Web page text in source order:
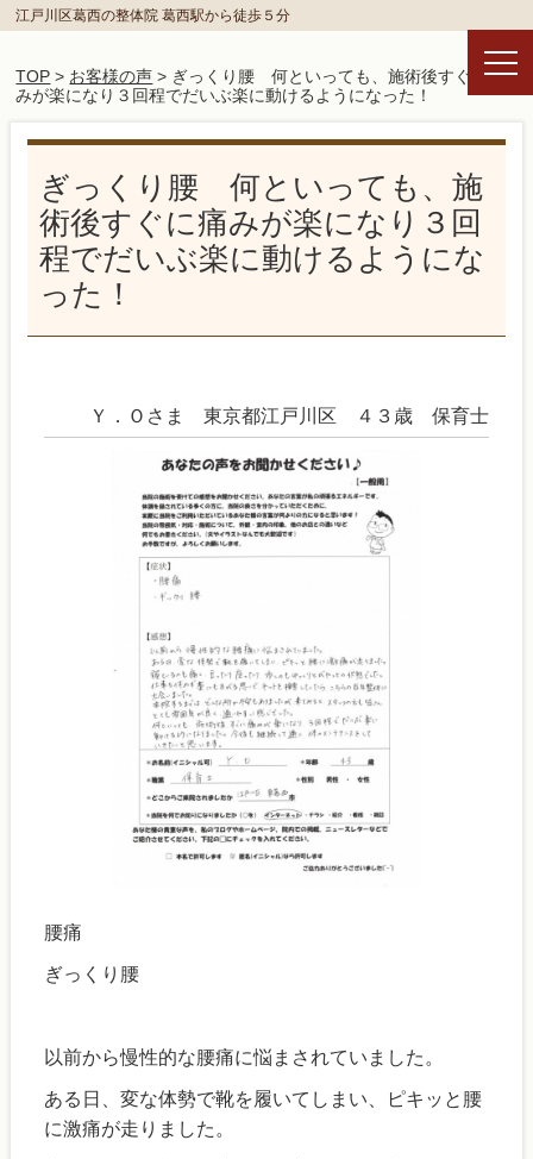
江戸川区葛西の整体院 葛西駅から徒歩５分
TOP > お客様の声 > ぎっくり腰 何といっても、施術後すぐに痛
みが楽になり３回程でだいぶ楽に動けるようになった！
ぎっくり腰 何といっても、施
術後すぐに痛みが楽になり３回
程でだいぶ楽に動けるようにな
った！
Ｙ．Ｏさま 東京都江戸川区 ４３歳 保育士
腰痛
ぎっくり腰
以前から慢性的な腰痛に悩まされていました。
ある日、変な体勢で靴を履いてしまい、ピキッと腰
に激痛が走りました。